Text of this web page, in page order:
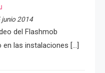
junio 2014
del Flashmob
en las instalaciones […]